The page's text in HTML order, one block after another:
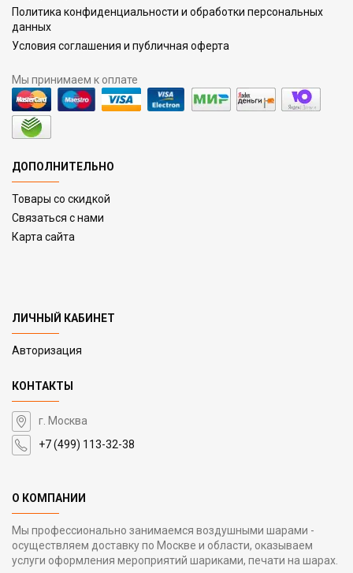
Политика конфиденциальности и обработки персональных
данных
Условия соглашения и публичная оферта
Мы принимаем к оплате
ДОПОЛНИТЕЛЬНО
Товары со скидкой
Связаться с нами
Карта сайта
ЛИЧНЫЙ КАБИНЕТ
Авторизация
КОНТАКТЫ
г. Москва
+7 (499) 113-32-38
О КОМПАНИИ
Мы профессионально занимаемся воздушными шарами -
осуществляем доставку по Москве и области, оказываем
услуги оформления мероприятий шариками, печати на шарах.